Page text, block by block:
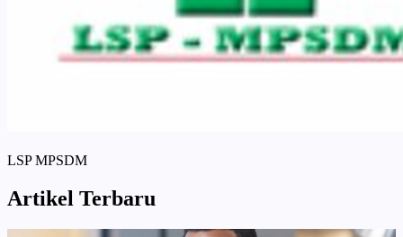
LSP MPSDM
Artikel Terbaru